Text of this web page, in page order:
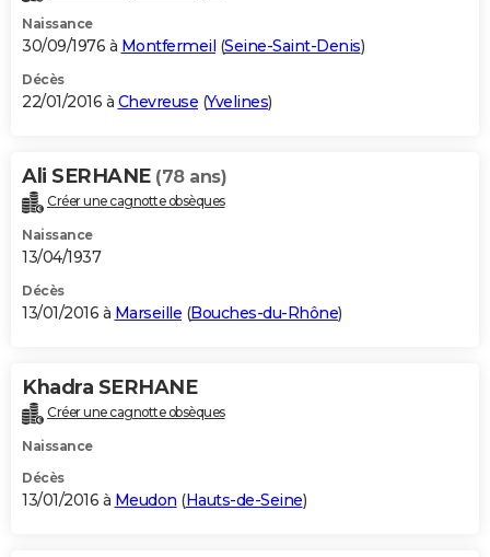
Naissance
30/09/1976 à Montfermeil (Seine-Saint-Denis)
Décès
22/01/2016 à Chevreuse (Yvelines)
Ali SERHANE (78 ans)
Créer une cagnotte obsèques
Naissance
13/04/1937
Décès
13/01/2016 à Marseille (Bouches-du-Rhône)
Khadra SERHANE
Créer une cagnotte obsèques
Naissance
Décès
13/01/2016 à Meudon (Hauts-de-Seine)